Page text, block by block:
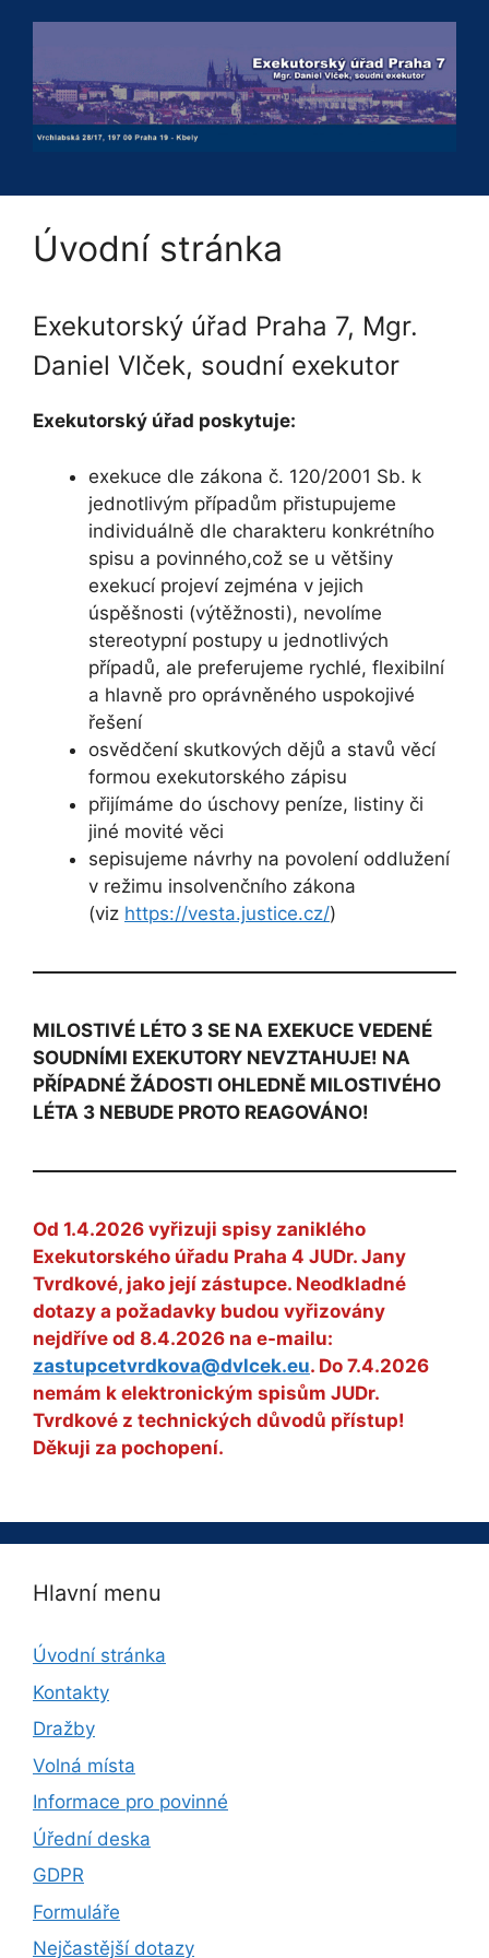
Úvodní stránka
Exekutorský úřad Praha 7, Mgr.
Daniel Vlček, soudní exekutor
Exekutorský úřad poskytuje:
exekuce dle zákona č. 120/2001 Sb. k
jednotlivým případům přistupujeme
individuálně dle charakteru konkrétního
spisu a povinného,což se u většiny
exekucí projeví zejména v jejich
úspěšnosti (výtěžnosti), nevolíme
stereotypní postupy u jednotlivých
případů, ale preferujeme rychlé, flexibilní
a hlavně pro oprávněného uspokojivé
řešení
osvědčení skutkových dějů a stavů věcí
formou exekutorského zápisu
přijímáme do úschovy peníze, listiny či
jiné movité věci
sepisujeme návrhy na povolení oddlužení
v režimu insolvenčního zákona
(viz https://vesta.justice.cz/)
MILOSTIVÉ LÉTO 3 SE NA EXEKUCE VEDENÉ
SOUDNÍMI EXEKUTORY NEVZTAHUJE! NA
PŘÍPADNÉ ŽÁDOSTI OHLEDNĚ MILOSTIVÉHO
LÉTA 3 NEBUDE PROTO REAGOVÁNO!
Od 1.4.2026 vyřizuji spisy zaniklého
Exekutorského úřadu Praha 4 JUDr. Jany
Tvrdkové, jako její zástupce. Neodkladné
dotazy a požadavky budou vyřizovány
nejdříve od 8.4.2026 na e-mailu:
zastupcetvrdkova@dvlcek.eu. Do 7.4.2026
nemám k elektronickým spisům JUDr.
Tvrdkové z technických důvodů přístup!
Děkuji za pochopení.
Hlavní menu
Úvodní stránka
Kontakty
Dražby
Volná místa
Informace pro povinné
Úřední deska
GDPR
Formuláře
Nejčastější dotazy